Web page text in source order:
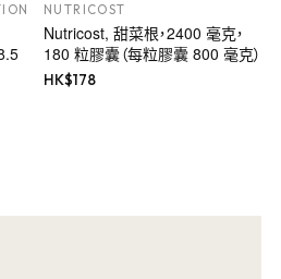
NUTRICOST
Nutricost, 甜菜根，2400 毫克，
180 粒膠囊（每粒膠囊 800 毫克）
HK$178